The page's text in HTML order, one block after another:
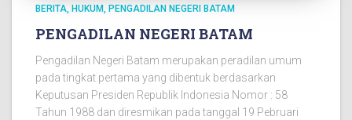
BERITA HUKUM PENGADILAN NEGERI BATAM
PENGADILAN NEGERI BATAM
Pengadilan Negeri Batam merupakan peradilan umum
pada tingkat pertama yang dibentuk berdasarkan
Keputusan Presiden Republik Indonesia Nomor : 58
Tahun 1988 dan diresmikan pada tanggal 19 Pebruari